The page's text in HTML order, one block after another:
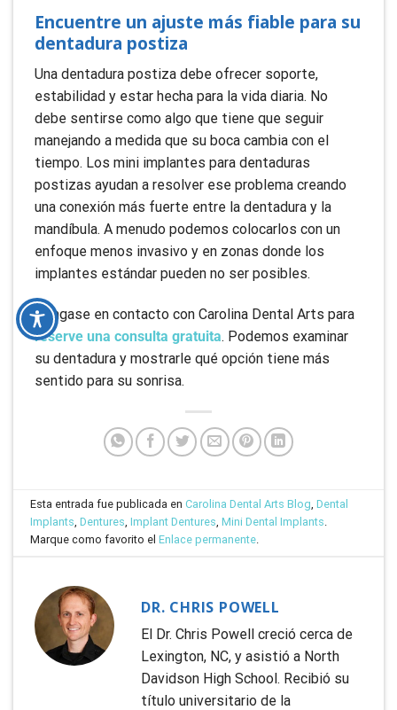
Encuentre un ajuste más fiable para su
dentadura postiza
Una dentadura postiza debe ofrecer soporte,
estabilidad y estar hecha para la vida diaria. No
debe sentirse como algo que tiene que seguir
manejando a medida que su boca cambia con el
tiempo. Los mini implantes para dentaduras
postizas ayudan a resolver ese problema creando
una conexión más fuerte entre la dentadura y la
mandíbula. A menudo podemos colocarlos con un
enfoque menos invasivo y en zonas donde los
implantes estándar pueden no ser posibles.
Póngase en contacto con Carolina Dental Arts para
reserve una consulta gratuita. Podemos examinar
su dentadura y mostrarle qué opción tiene más
sentido para su sonrisa.
Esta entrada fue publicada enCarolina Dental Arts Blog,Dental
Implants,Dentures,Implant Dentures,Mini Dental Implants.
Marque como favorito elEnlace permanente.
DR. CHRIS POWELL
El Dr. Chris Powell creció cerca de
Lexington, NC, y asistió a North
Davidson High School. Recibió su
título universitario de la